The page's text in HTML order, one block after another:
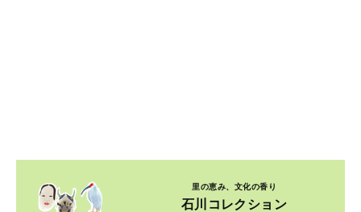
里の恵み、文化の香り
石川コレクション